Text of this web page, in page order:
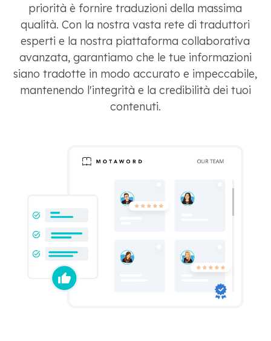
priorità è fornire traduzioni della massima
qualità. Con la nostra vasta rete di traduttori
esperti e la nostra piattaforma collaborativa
avanzata, garantiamo che le tue informazioni
siano tradotte in modo accurato e impeccabile,
mantenendo l'integrità e la credibilità dei tuoi
contenuti.